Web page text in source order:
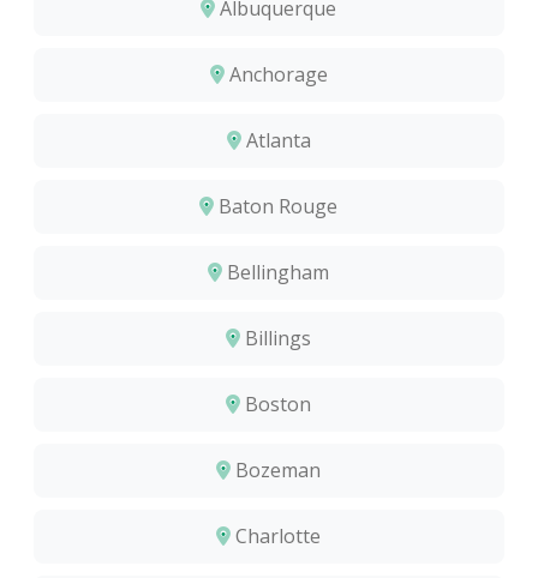
Albuquerque
Anchorage
Atlanta
Baton Rouge
Bellingham
Billings
Boston
Bozeman
Charlotte